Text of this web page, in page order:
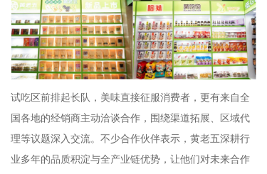
试吃区前排起长队 ， 美味直接征服消费者， 更有来自全
国各地的经销商主动洽谈合作，围绕渠道拓展、区域代
理等议题深入交流。不少合作伙伴表示，黄老五深耕行
业多年的品质积淀与全产业链优势，让他们对未来合作